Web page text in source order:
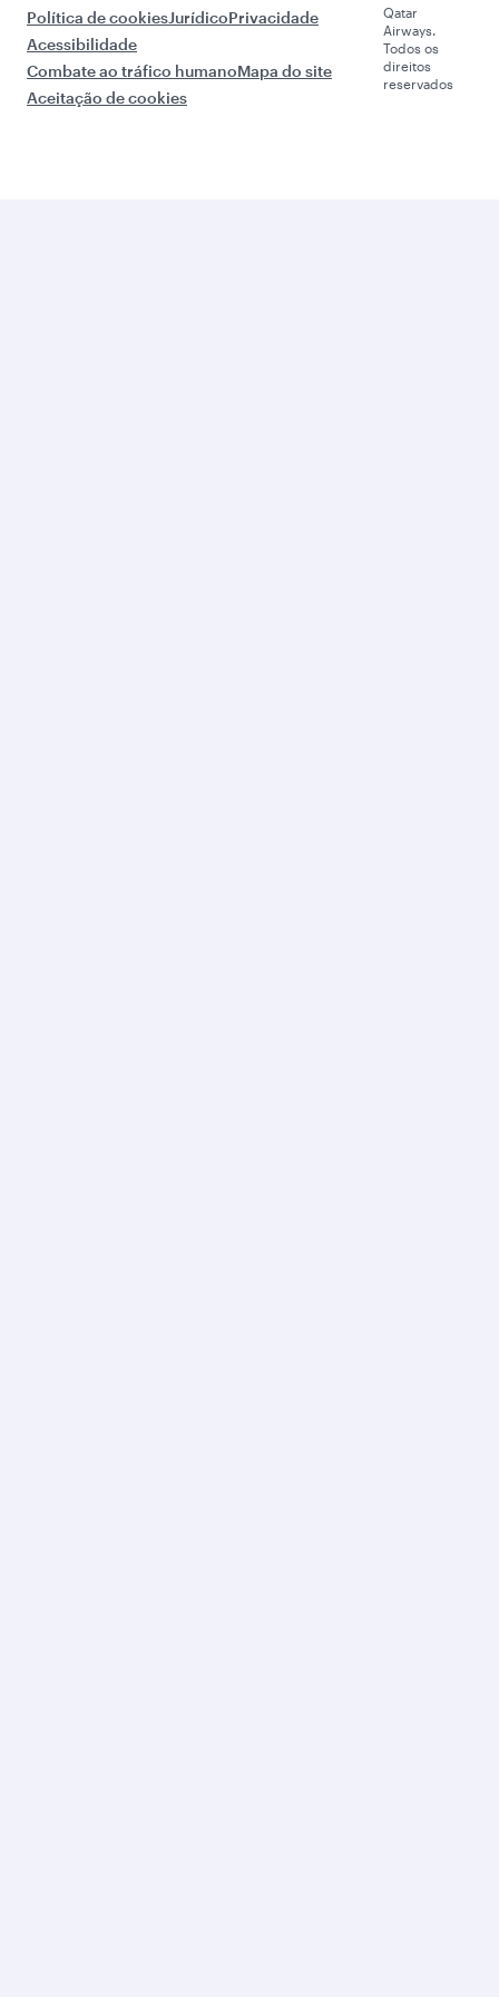
Política de cookiesJurídicoPrivacidade
Acessibilidade
Combate ao tráfico humanoMapa do site
Aceitação de cookies
Qatar
Airways.
Todos os
direitos
reservados